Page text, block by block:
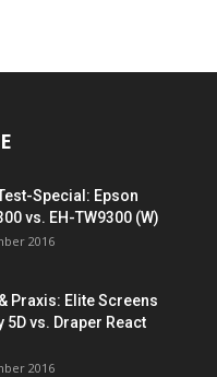
Special: Epson
vs. EH-TW9300 (W)
2016
Praxis: Elite Screens
5D vs. Draper React
2016